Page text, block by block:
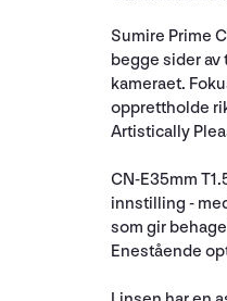
Sumire Prime
begge sider
kameraet.
opprettholde
Artistically
CN-E35mm
innstilling -
som gir
Enestående